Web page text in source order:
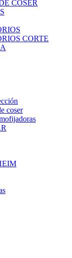
COSER
CORTE
coser